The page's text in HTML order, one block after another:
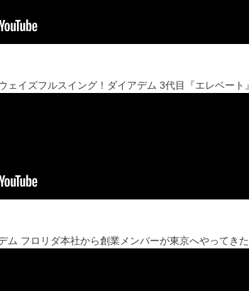
イズフルスイング！ダイアデム 3代目『エレベート
フロリダ本社から創業メンバーが東京へやってきた